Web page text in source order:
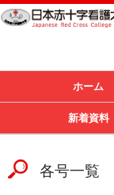
ホーム
新着資料
各号一覧